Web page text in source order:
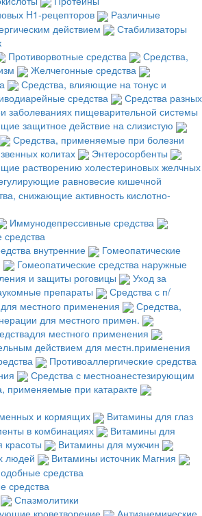
H1-рецепторов
Различные
действием
Стабилизаторы
Противорвотные средства
Средства,
Желчегонные средства
Средства, влияющие на тонус и
средства
Средства разных
заболеваниях пищеварительной системы
защитное действие на слизистую
Средства, применяемые при болезни
колитах
Энтеросорбенты
растворению холестериновых желчных
равновесие кишечной
снижающие активность кислотно-
Иммунодепрессивные средства
внутренние
Гомеопатические
Гомеопатические средства наружные
и защиты роговицы
Уход за
препараты
Средства с п/
местного применения
Средства,
для местного примен.
местного применения
действием для местн.применения
Противоаллергические средства
Средства с местноанестезирующим
применяемые при катаракте
и кормящих
Витамины для глаз
в комбинациях
Витамины для
красоты
Витамины для мужчин
людей
Витамины источник Магния
средства
средства
Спазмолитики